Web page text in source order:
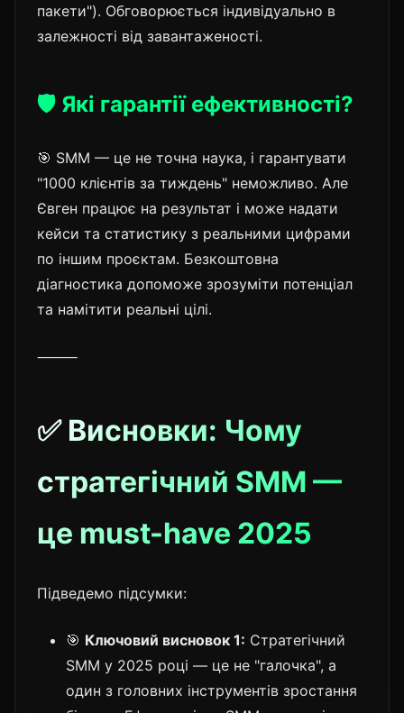
пакети"). Обговорюється індивідуально в
залежності від завантаженості.
🛡️ Які гарантії ефективності?
🎯 SMM — це не точна наука, і гарантувати
"1000 клієнтів за тиждень" неможливо. Але
Євген працює на результат і може надати
кейси та статистику з реальними цифрами
по іншим проєктам. Безкоштовна
діагностика допоможе зрозуміти потенціал
та намітити реальні цілі.
⸻
✅ Висновки: Чому
стратегічний SMM —
це must-have 2025
Підведемо підсумки:
🎯 Ключовий висновок 1: Стратегічний
SMM у 2025 році — це не "галочка", а
один з головних інструментів зростання